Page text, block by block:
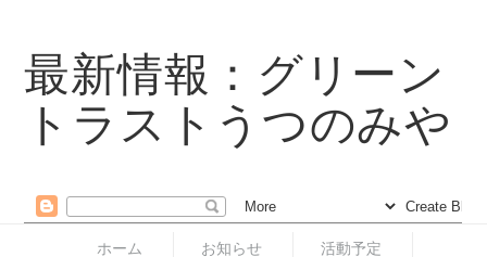
最新情報：グリーン
トラストうつのみや
ホーム お知らせ 活動予定